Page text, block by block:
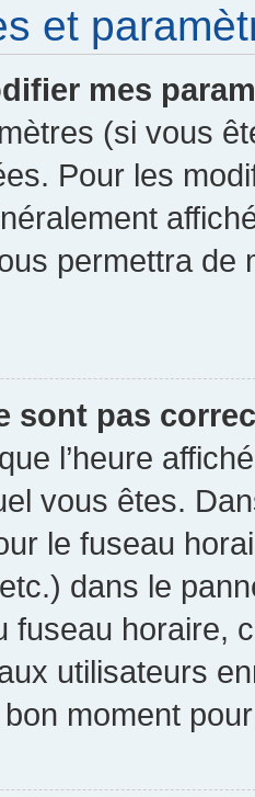
et
mes
(si vous
Pour les
permettra de
sont pas
l’heure
vous êtes.
le fuseau
dans le
fuseau horaire,
utilisateurs
bon moment